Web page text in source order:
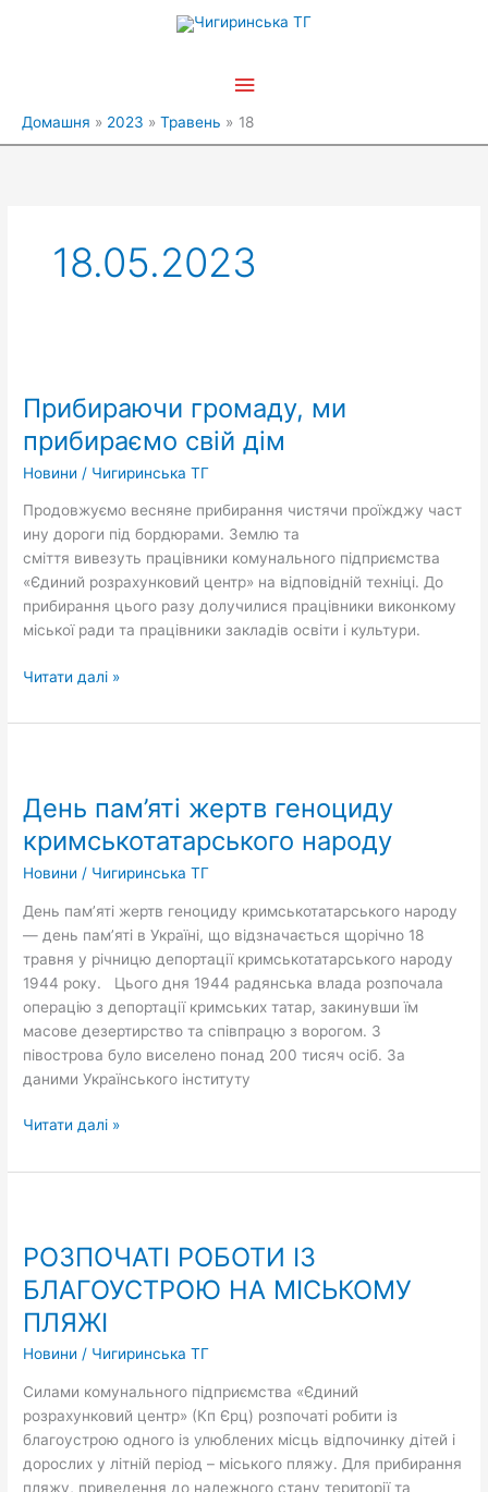
Головне
Домашня 2023 Травень 18
18.05.2023
Прибираючи громаду, ми
прибираємо свій дім
Новини / Чигиринська ТГ
Продовжуємо весняне прибирання чистячи проїжджу част
ину дороги під бордюрами. Землю та
сміття вивезуть працівники комунального підприємства
«Єдиний розрахунковий центр» на відповідній техніці. До
прибирання цього разу долучилися працівники виконкому
міської ради та працівники закладів освіти і культури.
ми
прибираємо свій дім
Читати далі »
День пам’яті жертв геноциду
кримськотатарського народу
Новини / Чигиринська ТГ
День пам’яті жертв геноциду кримськотатарського народу
— день пам’яті в Україні, що відзначається щорічно 18
травня у річницю депортації кримськотатарського народу
1944 року. Цього дня 1944 радянська влада розпочала
операцію з депортації кримських татар, закинувши їм
масове дезертирство та співпрацю з ворогом. З
півострова було виселено понад 200 тисяч осіб. За
даними Українського інституту
жертв
кримськотатарського
народу
Читати далі »
РОЗПОЧАТІ РОБОТИ ІЗ
БЛАГОУСТРОЮ НА МІСЬКОМУ
ПЛЯЖІ
Новини / Чигиринська ТГ
Силами комунального підприємства «Єдиний
розрахунковий центр» (Кп Єрц) розпочаті робити із
благоустрою одного із улюблених місць відпочинку дітей і
дорослих у літній період – міського пляжу. Для прибирання
пляжу, приведення до належного стану території та
ІЗ
БЛАГОУСТРОЮ
НА
МІСЬКОМУ
ПЛЯЖІ